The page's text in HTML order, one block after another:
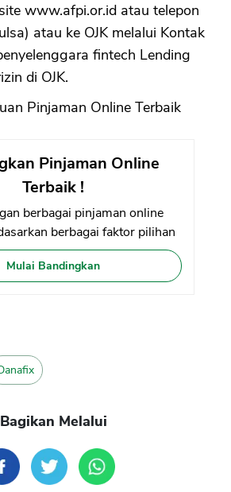
www.afpi.or.id atau telepon
atau ke OJK melalui Kontak
fintech Lending
di OJK.
Pinjaman Online Terbaik
Pinjaman Online
Terbaik !
berbagai pinjaman online
berbagai faktor pilihan
Mulai Bandingkan
Bagikan Melalui